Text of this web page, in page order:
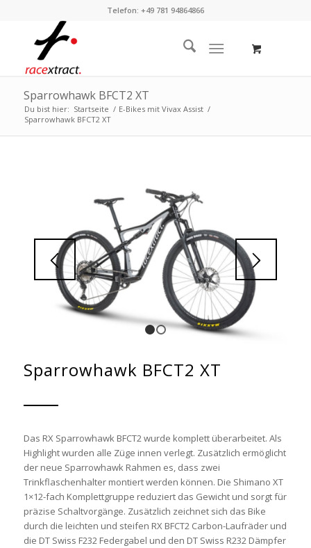
Telefon: +49 781 94864866
Sparrowhawk BFCT2 XT
Du bist hier: Startseite / E-Bikes mit Vivax Assist /
Sparrowhawk BFCT2 XT
1 2
Sparrowhawk BFCT2 XT
Das RX Sparrowhawk BFCT2 wurde komplett überarbeitet. Als
Highlight wurden alle Züge innen verlegt. Zusätzlich ermöglicht
der neue Sparrowhawk Rahmen es, dass zwei
Trinkflaschenhalter montiert werden können. Die Shimano XT
1×12-fach Komplettgruppe reduziert das Gewicht und sorgt für
präzise Schaltvorgänge. Zusätzlich zeichnet sich das Bike
durch die leichten und steifen RX BFCT2 Carbon-Laufräder und
die DT Swiss F232 Federgabel und den DT Swiss R232 Dämpfer